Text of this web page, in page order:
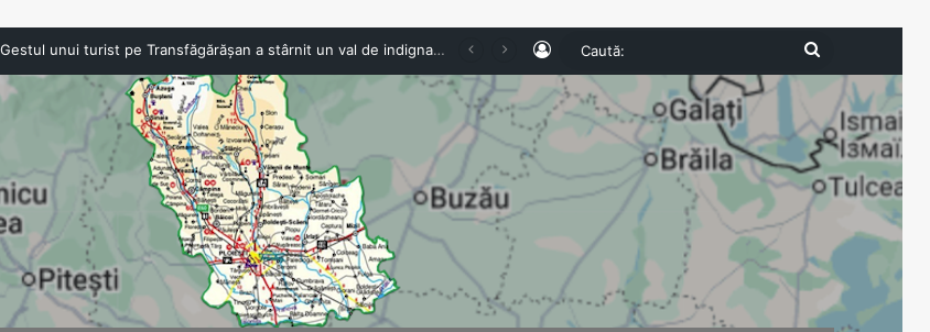
„Anna, ține-ți prostul acasă!”. Gestul unui turist pe Transfăgărășan a stârnit un val de indignare. Poliția și Garda de Mediu fac verificări Log In Caută: